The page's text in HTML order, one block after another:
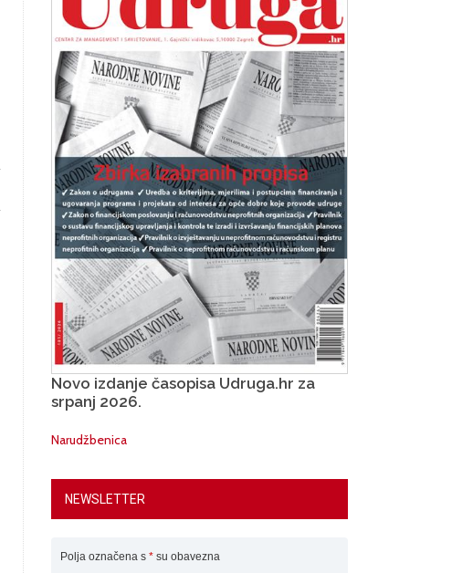
Novo izdanje časopisa Udruga.hr za
srpanj 2026.
Narudžbenica
NEWSLETTER
Polja označena s * su obavezna